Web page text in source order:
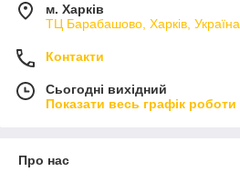
м. Харків
ТЦ Барабашово, Харків, Україна
Контакти
Сьогодні вихідний
Показати весь графік роботи
Про нас